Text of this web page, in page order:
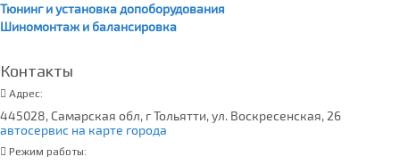
Тюнинг и установка допоборудования
Шиномонтаж и балансировка
Контакты
Адрес:
445028, Самарская обл, г Тольятти, ул. Воскресенская, 26
автосервис на карте города
Режим работы: